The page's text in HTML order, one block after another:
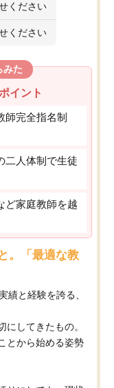
ください
ください
みた
イント
師完全指名制
二人体制で生徒
ど家庭教師を越
。「最適な教
績と経験を誇る、
してきたもの。
とから始める姿勢